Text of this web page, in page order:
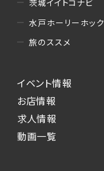
水戸ホーリーホック
旅のススメ
イベント情報
お店情報
求人情報
動画一覧